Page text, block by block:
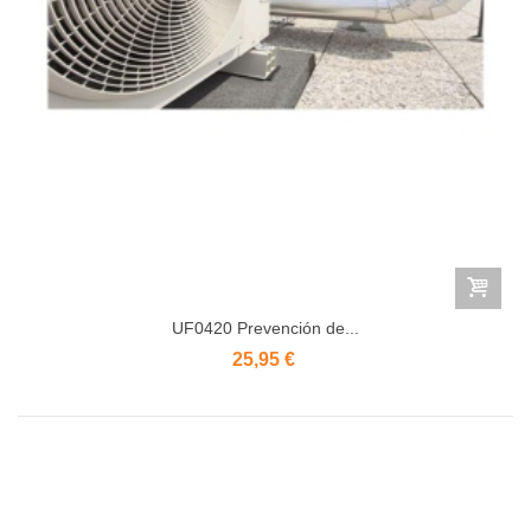
UF0420 Prevención de...
25,95 €